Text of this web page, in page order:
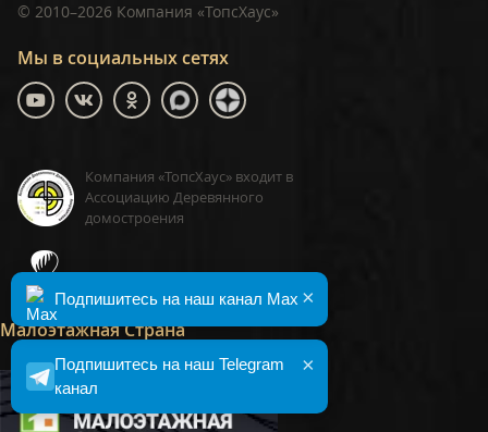
Мы в социальных сетях
Компания «ТопсХаус» входит в
Ассоциацию Деревянного
домостроения
Малоэтажная Страна
© 2010–2026 Компания «ТопсХаус»
×
Подпишитесь на наш Telegram
канал
×
Подпишитесь на наш канал Max